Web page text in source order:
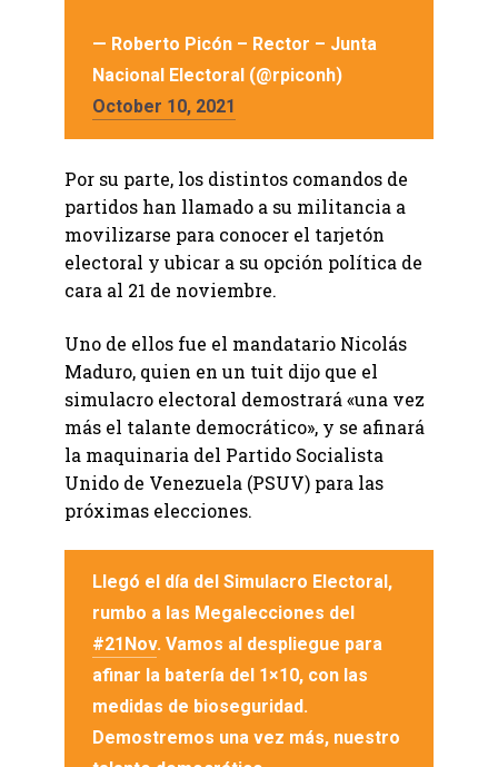
— Roberto Picón – Rector – Junta
Nacional Electoral (@rpiconh)
October 10, 2021
Por su parte, los distintos comandos de
partidos han llamado a su militancia a
movilizarse para conocer el tarjetón
electoral y ubicar a su opción política de
cara al 21 de noviembre.
Uno de ellos fue el mandatario Nicolás
Maduro, quien en un tuit dijo que el
simulacro electoral demostrará «una vez
más el talante democrático», y se afinará
la maquinaria del Partido Socialista
Unido de Venezuela (PSUV) para las
próximas elecciones.
Llegó el día del Simulacro Electoral,
rumbo a las Megalecciones del
#21Nov. Vamos al despliegue para
afinar la batería del 1×10, con las
medidas de bioseguridad.
Demostremos una vez más, nuestro